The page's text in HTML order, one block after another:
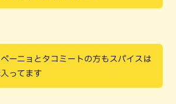
ーニョとタコミートの方もスパイスは
ってます